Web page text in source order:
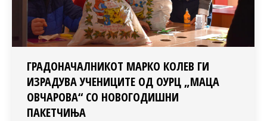
ГРАДОНАЧАЛНИКОТ МАРКО КОЛЕВ ГИ
ИЗРАДУВА УЧЕНИЦИТЕ ОД ОУРЦ „МАЦА
ОВЧАРОВА“ СО НОВОГОДИШНИ
ПАКЕТЧИЊА